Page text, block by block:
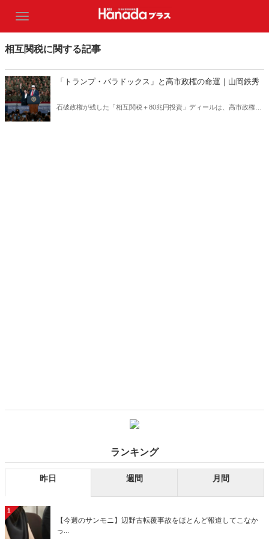
相互関税に関する記事
「トランプ・パラドックス」と高市政権の命運｜山岡鉄秀
石破政権が残した「相互関税＋80兆円投資」ディールは、高市政権に
ランキング
昨日 週間 月間
1
【今週のサンモニ】辺野古転覆事故をほとんど報道してこなか
っ...